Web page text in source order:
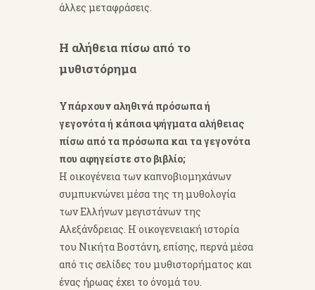
άλλες μεταφράσεις.
Η αλήθεια πίσω από το
μυθιστόρημα
Υπάρχουν αληθινά πρόσωπα ή
γεγονότα ή κάποια ψήγματα αλήθειας
πίσω από τα πρόσωπα και τα γεγονότα
που αφηγείστε στο βιβλίο;
Η οικογένεια των καπνοβιομηχάνων
συμπυκνώνει μέσα της τη μυθολογία
των Ελλήνων μεγιστάνων της
Αλεξάνδρειας. Η οικογενειακή ιστορία
του Νικήτα Βοστάνη, επίσης, περνά μέσα
από τις σελίδες του μυθιστορήματος και
ένας ήρωας έχει το όνομά του.